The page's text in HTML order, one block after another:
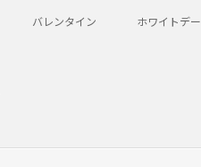
バレンタイン ホワイトデー